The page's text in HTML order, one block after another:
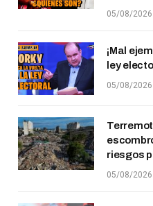
05/08/2026
¡Mal
ley
05/08/2026
riesgos
05/08/2026